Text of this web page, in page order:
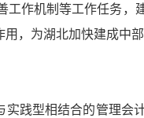
作机制等工作任务，
，为湖北加快建成中
践型相结合的管理会